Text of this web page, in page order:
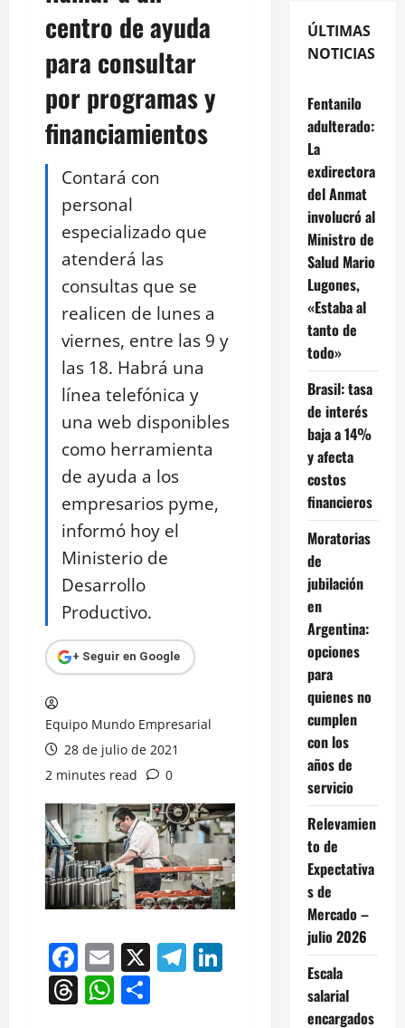
centro de ayuda
para consultar
por programas y
financiamientos
Contará con
personal
especializado que
atenderá las
consultas que se
realicen de lunes a
viernes, entre las 9 y
las 18. Habrá una
línea telefónica y
una web disponibles
como herramienta
de ayuda a los
empresarios pyme,
informó hoy el
Ministerio de
Desarrollo
Productivo.
+ Seguir en Google
Equipo Mundo Empresarial
28 de julio de 2021
2 minutes read
0
Facebook
Email
X Telegram
LinkedIn
Threads
WhatsApp
ÚLTIMAS
NOTICIAS
Fentanilo
adulterado:
La
exdirectora
del Anmat
involucró al
Ministro de
Salud Mario
Lugones,
«Estaba al
tanto de
todo»
Brasil: tasa
de interés
baja a 14%
y afecta
costos
financieros
Moratorias
de
jubilación
en
Argentina:
opciones
para
quienes no
cumplen
con los
años de
servicio
Relevamien
to de
Expectativa
s de
Mercado –
julio 2026
Escala
salarial
encargados